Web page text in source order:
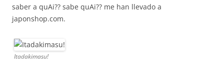
saber a quAi?? sabe quAi?? me han llevado a
japonshop.com.
Itadakimasu!